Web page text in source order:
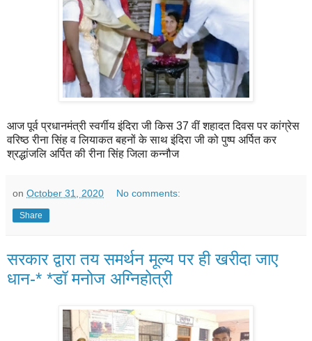
आज पूर्व प्रधानमंत्री स्वर्गीय इंदिरा जी किस 37 वीं शहादत दिवस पर कांग्रेस
वरिष्ठ रीना सिंह व लियाकत बहनों के साथ इंदिरा जी को पुष्प अर्पित कर
श्रद्धांजलि अर्पित की रीना सिंह जिला कन्नौज
on October 31, 2020 No comments:
Share
सरकार द्वारा तय समर्थन मूल्य पर ही खरीदा जाए
धान-* *डॉ मनोज अग्निहोत्री